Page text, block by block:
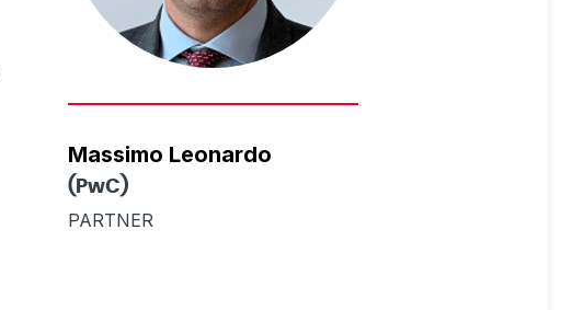
Massimo Leonardo
(PwC)
PARTNER